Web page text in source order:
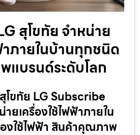
สุโขทัย จำหน่าย
าภายในบ้านทุกชนิด
บรนด์ระดับโลก
โขทัย LG Subscribe
ยเครื่องใช้ไฟฟ้าภายใน
งใช้ไฟฟ้า สินค้าคุณภาพ